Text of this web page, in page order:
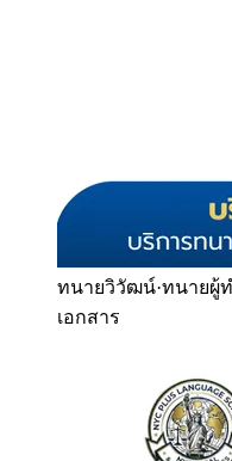
ทนายวิวัฒน์·ทนายผู้
เอกสาร